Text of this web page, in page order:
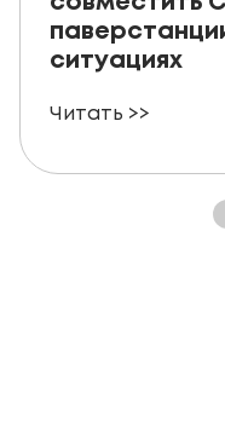
ситуациях
Читать >>